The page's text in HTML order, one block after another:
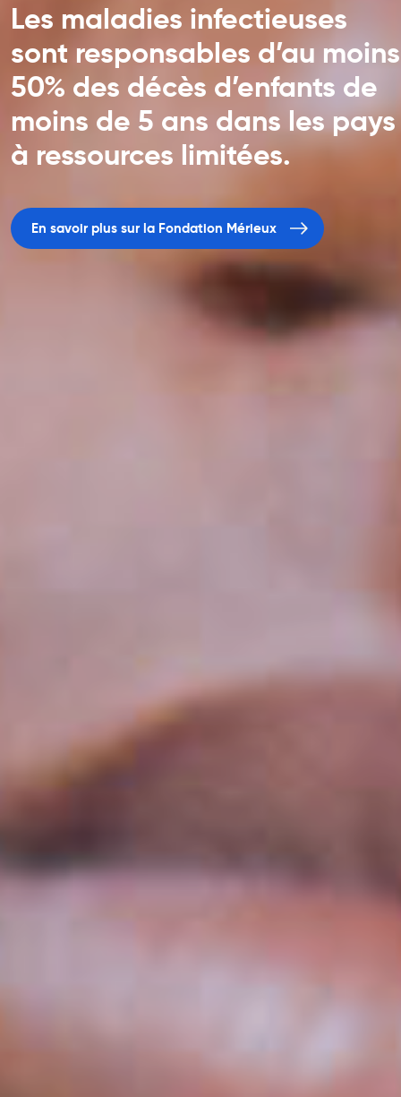
Les maladies infectieuses
sont responsables d’au moins
50% des décès d’enfants de
moins de 5 ans dans les pays
à ressources limitées.
En savoir plus sur la Fondation Mérieux